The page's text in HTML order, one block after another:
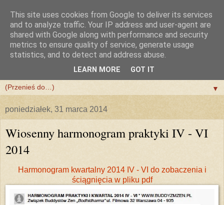
▼
poniedziałek, 31 marca 2014
Wiosenny harmonogram praktyki IV - VI
2014
Harmonogram kwartalny 2014 IV - VI do zobaczenia i
ściągnięcia w pliku pdf
This site uses cookies from Google to deliver its services
and to analyze traffic. Your IP address and user-agent are
shared with Google along with performance and security
metrics to ensure quality of service, generate usage
statistics, and to detect and address abuse.
LEARN MORE GOT IT